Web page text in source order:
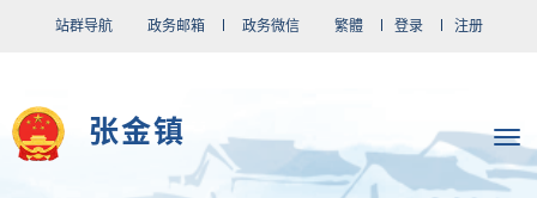
站群导航 政务邮箱 政务微信 繁體 登录 注册
张金镇